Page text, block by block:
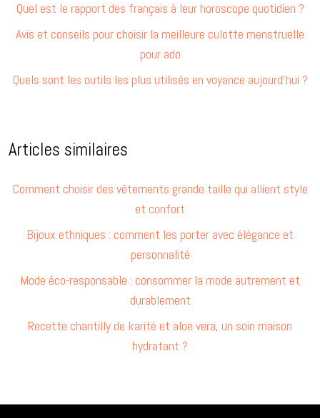
Quel est le rapport des français à leur horoscope quotidien ?
Avis et conseils pour choisir la meilleure culotte menstruelle
pour ado
Quels sont les outils les plus utilisés en voyance aujourd’hui ?
Articles similaires
Comment choisir des vêtements grande taille qui allient style
et confort
Bijoux ethniques : comment les porter avec élégance et
personnalité
Mode éco-responsable : consommer la mode autrement et
durablement
Recette chantilly de karité et aloe vera, un soin maison
hydratant ?